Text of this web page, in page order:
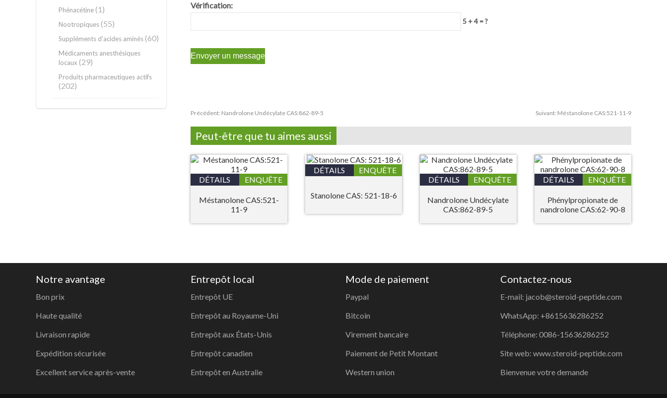
Vérification:
5 + 4 = ?
Précédent: Nandrolone Undécylate CAS:862-89-5 Suivant: Méstanolone CAS:521-11-9
Peut-être que tu aimes aussi
DÉTAILS ENQUÊTE
Méstanolone CAS:521-
11-9
DÉTAILS ENQUÊTE
Stanolone CAS: 521-18-6
DÉTAILS ENQUÊTE
Nandrolone Undécylate
CAS:862-89-5
DÉTAILS ENQUÊTE
Phénylpropionate de
nandrolone CAS:62-90-8
Phénacétine(1)
Nootropiques(55)
Suppléments d'acides aminés(60)
Médicaments anesthésiques
locaux (29)
Produits pharmaceutiques actifs
(202)
Notre avantage
Bon prix
Haute qualité
Livraison rapide
Expédition sécurisée
Excellent service après-vente
Entrepôt local
Entrepôt UE
Entrepôt au Royaume-Uni
Entrepôt aux États-Unis
Entrepôt canadien
Entrepôt en Australie
Mode de paiement
Paypal
Bitcoin
Virement bancaire
Paiement de Petit Montant
Western union
Contactez-nous
E-mail: jacob@steroid-peptide.com
WhatsApp: +8615636286252
Téléphone: 0086-15636286252
Site web: www.steroid-peptide.com
Bienvenue votre demande